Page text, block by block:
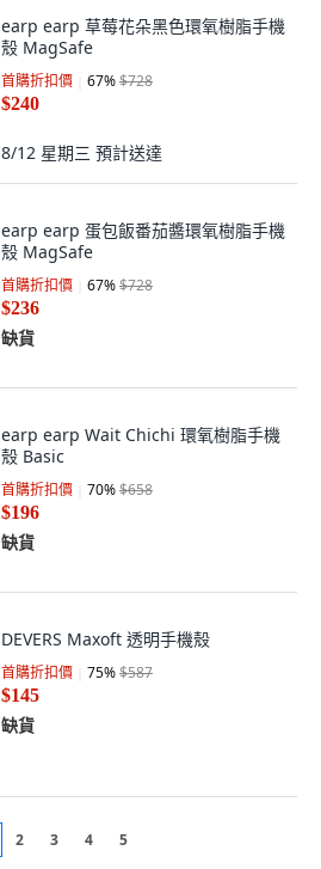
earp earp 草莓花朵黑色環氧樹脂手機
殼 MagSafe
首購折扣價 67%$728
$240
8/12 星期三 預計送達
earp earp 蛋包飯番茄醬環氧樹脂手機
殼 MagSafe
首購折扣價 67%$728
$236
缺貨
earp earp Wait Chichi 環氧樹脂手機
殼 Basic
首購折扣價 70%$658
$196
缺貨
DEVERS Maxoft 透明手機殼
首購折扣價 75%$587
$145
缺貨
2 3 4 5